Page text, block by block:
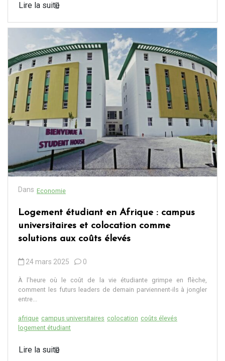
Lire la suite
Dans Economie
Logement étudiant en Afrique : campus
universitaires et colocation comme
solutions aux coûts élevés
24 mars 2025 0
À l’heure où le coût de la vie étudiante grimpe en flèche,
comment les futurs leaders de demain parviennent-ils à jongler
entre...
afrique campus universitaires colocation coûts élevés
logement étudiant
Lire la suite